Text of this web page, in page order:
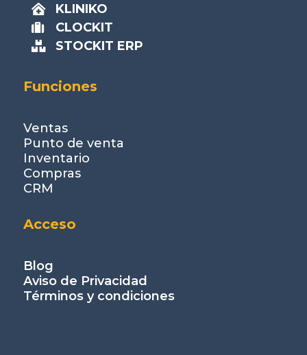
 KLINIKO
 CLOCKIT
 STOCKIT ERP
Funciones
Ventas
Punto de venta
Inventario
Compras
CRM
Acceso
Blog
Aviso de Privacidad
Términos y condiciones